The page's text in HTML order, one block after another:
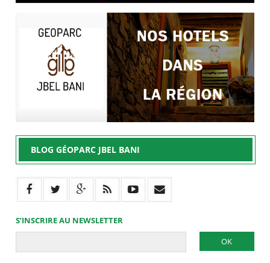
BLOG GÉOPARC JBEL BANI
S’INSCRIRE AU NEWSLETTER